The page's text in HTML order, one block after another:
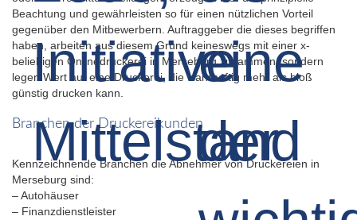
Beachtung und gewährleisten so für einen nützlichen Vorteil
gegenüber den Mitbewerbern. Auftraggeber die dieses begriffen
haben, arbeiten aus diesem Grund keineswegs mit einer x-
beliebigen Onlinedruckerei in Merseburg zusammen, sondern
legen Wert auf eine Druckerei, die wahrhaftig mehr als bloß
günstig drucken kann.
Branchen der Druckereikunden
Kennzeichnende Branchen die Abnehmer von Druckereien in
Merseburg sind:
– Autohäuser
– Finanzdienstleister